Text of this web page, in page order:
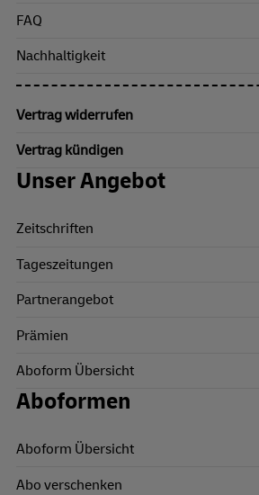
FAQ
Nachhaltigkeit
Vertrag widerrufen
Vertrag kündigen
Unser Angebot
Zeitschriften
Tageszeitungen
Partnerangebot
Prämien
Aboform Übersicht
Aboformen
Aboform Übersicht
Abo verschenken